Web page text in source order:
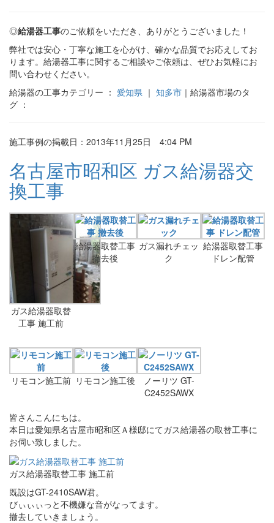
◎給湯器工事のご依頼をいただき、ありがとうございました！
弊社では安心・丁寧な施工を心がけ、確かな品質でお応えしてお
ります。給湯器工事に関するご相談やご依頼は、ぜひお気軽にお
問い合わせください。
給湯器の工事カテゴリー ： 愛知県 ｜ 知多市 ｜給湯器市場のタ
グ ：
施工事例の掲載日：2013年11月25日 4:04 PM
名古屋市昭和区 ガス給湯器交
換工事
ガス給湯器取替
工事 施工前
給湯器取替工事
撤去後
ガス漏れチェッ
ク
給湯器取替工事
ドレン配管
リモコン施工前 リモコン施工後
ノーリツ GT-
C2452SAWX
皆さんこんにちは。
本日は愛知県名古屋市昭和区Ａ様邸にてガス給湯器の取替工事に
お伺い致しました。
ガス給湯器取替工事 施工前
既設はGT-2410SAW君。
びぃぃぃっと不機嫌な音がなってます。
撤去していきましょう。